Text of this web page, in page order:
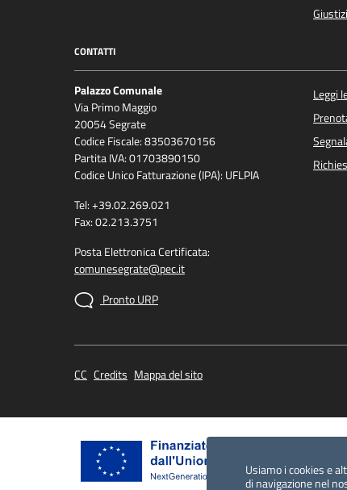
Usiamo i cookies e
di navigazione nel
CONTATTI
Palazzo Comunale
Via Primo Maggio
20054 Segrate
Codice Fiscale: 83503670156
Partita IVA: 01703890150
Codice Unico Fatturazione (IPA): UFLPIA
Tel: +39.02.269.021
Fax: 02.213.3751
Posta Elettronica Certificata:
comunesegrate@pec.it
Pronto URP
Leggi
CC Credits Mappa del sito